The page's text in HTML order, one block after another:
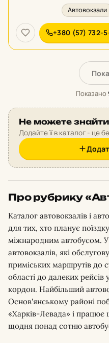
Автовокзали
+380 (57) 732-5-
Показано
Не можете
Додайте її в каталог - це
Про рубрику
Каталог автовокзалів і
для тих, хто планує
міжнародним автобусом. У
автовокзалів, які
приміських маршрутів до
області до далеких рейсів
кордон. Найбільший
Основ'янському районі
«Харків-Левада» і
щодня понад сотню